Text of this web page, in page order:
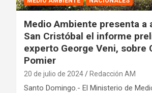
Medio Ambiente presenta a
San Cristóbal el informe
experto George Veni, sobre
Pomier
20 de julio de 2024 Redacción AM
Santo Domingo.- El Ministerio de